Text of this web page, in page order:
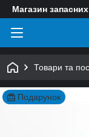
Магазин
Товари та
Подарунок